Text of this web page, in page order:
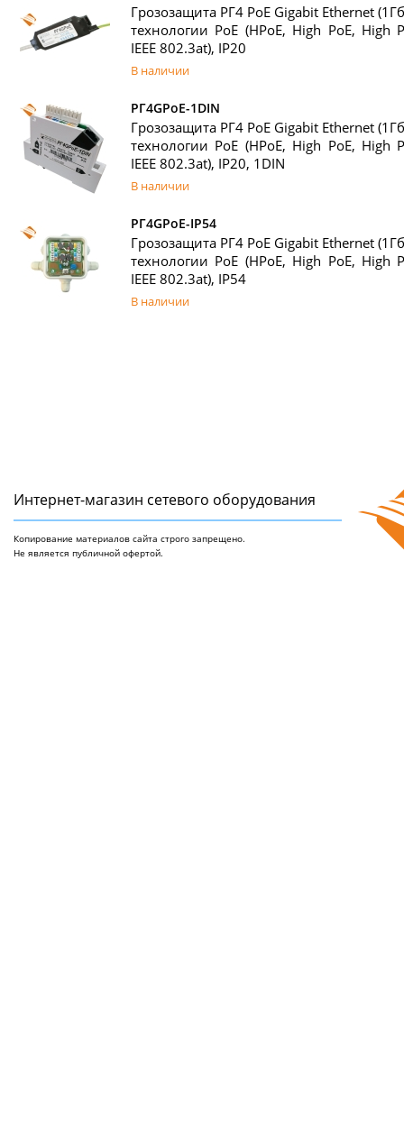
Грозозащита РГ4 PoE Gigabit Ethernet
технологии PoE (HPoE, High PoE, High
IEEE 802.3at), IP20
В наличии
РГ4GPoE-1DIN
Грозозащита РГ4 PoE Gigabit Ethernet
технологии PoE (HPoE, High PoE, High
IEEE 802.3at), IP20, 1DIN
В наличии
РГ4GРоЕ-IP54
Грозозащита РГ4 PoE Gigabit Ethernet
технологии PoE (HPoE, High PoE, High
IEEE 802.3at), IP54
В наличии
Интернет-магазин сетeвого оборудования
Копирование материалов сайта строго запрещено.
Не является публичной офертой.